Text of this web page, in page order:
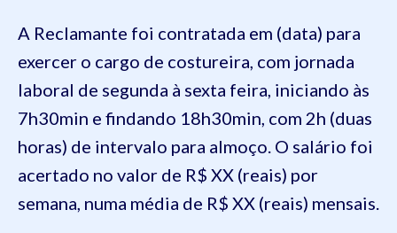
A Reclamante foi contratada em (data) para
exercer o cargo de costureira, com jornada
laboral de segunda à sexta feira, iniciando às
7h30min e findando 18h30min, com 2h (duas
horas) de intervalo para almoço. O salário foi
acertado no valor de R$ XX (reais) por
semana, numa média de R$ XX (reais) mensais.